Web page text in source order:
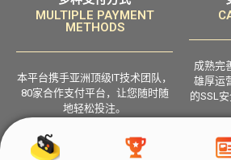
MULTIPLE PAYMENT
METHODS
本平台携手亚洲顶级IT技术团队，
80家合作支付平台，让您随时随
地轻松投注。
成熟完
雄厚运
的SSL